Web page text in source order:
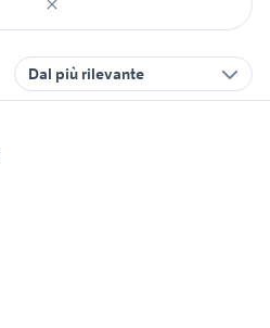
Dal più rilevante